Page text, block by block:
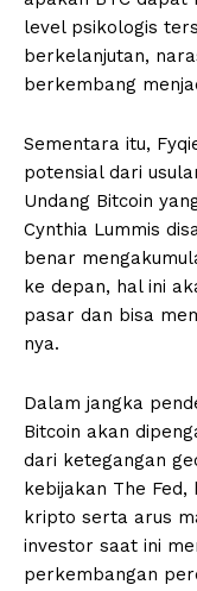
level psikologis
berkelanjutan,
berkembang
Sementara itu,
potensial dari
Undang Bitcoin
Cynthia Lummis
benar
ke depan, hal ini
pasar dan bisa
nya.
Dalam jangka
Bitcoin akan
dari ketegangan
kebijakan The
kripto serta arus
investor saat ini
perkembangan